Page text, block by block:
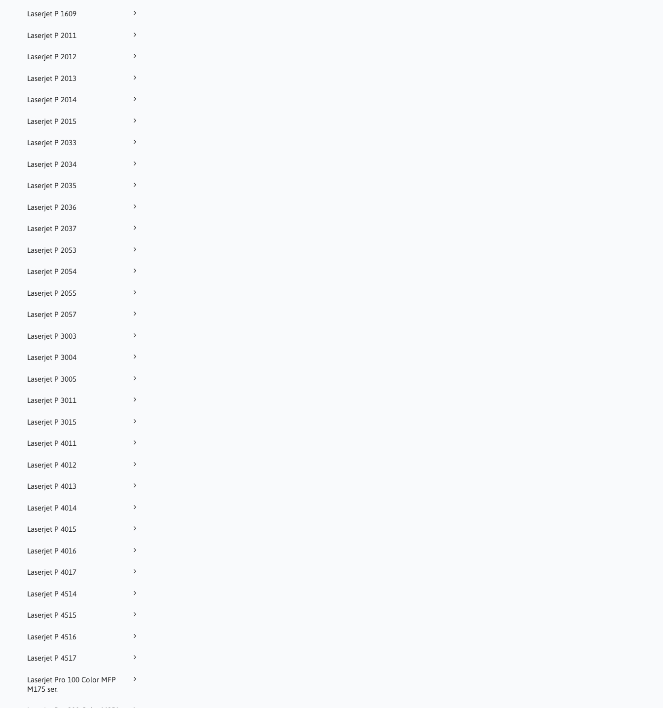
Laserjet P 1609
Laserjet P 2011
Laserjet P 2012
Laserjet P 2013
Laserjet P 2014
Laserjet P 2015
Laserjet P 2033
Laserjet P 2034
Laserjet P 2035
Laserjet P 2036
Laserjet P 2037
Laserjet P 2053
Laserjet P 2054
Laserjet P 2055
Laserjet P 2057
Laserjet P 3003
Laserjet P 3004
Laserjet P 3005
Laserjet P 3011
Laserjet P 3015
Laserjet P 4011
Laserjet P 4012
Laserjet P 4013
Laserjet P 4014
Laserjet P 4015
Laserjet P 4016
Laserjet P 4017
Laserjet P 4514
Laserjet P 4515
Laserjet P 4516
Laserjet P 4517
Laserjet Pro 100 Color MFP
M175 ser.